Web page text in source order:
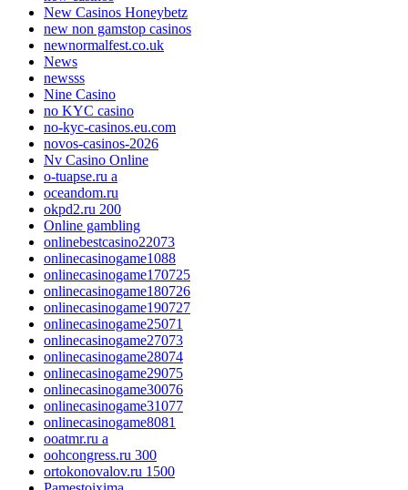
New Casinos Honeybetz
new non gamstop casinos
newnormalfest.co.uk
News
newsss
Nine Casino
no KYC casino
no-kyc-casinos.eu.com
novos-casinos-2026
Nv Casino Online
o-tuapse.ru a
oceandom.ru
okpd2.ru 200
Online gambling
onlinebestcasino22073
onlinecasinogame1088
onlinecasinogame170725
onlinecasinogame180726
onlinecasinogame190727
onlinecasinogame25071
onlinecasinogame27073
onlinecasinogame28074
onlinecasinogame29075
onlinecasinogame30076
onlinecasinogame31077
onlinecasinogame8081
ooatmr.ru a
oohcongress.ru 300
ortokonovalov.ru 1500